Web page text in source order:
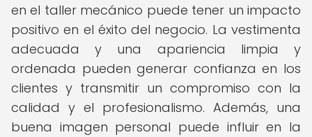
en el taller mecánico puede tener un impacto
positivo en el éxito del negocio. La vestimenta
adecuada y una apariencia limpia y
ordenada pueden generar confianza en los
clientes y transmitir un compromiso con la
calidad y el profesionalismo. Además, una
buena imagen personal puede influir en la